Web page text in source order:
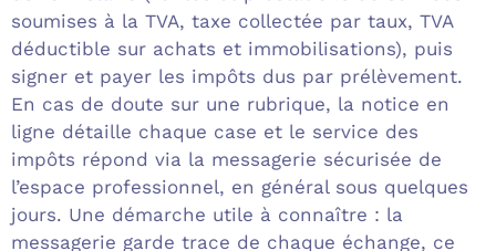
soumises à la TVA, taxe collectée par taux, TVA
déductible sur achats et immobilisations), puis
signer et payer les impôts dus par prélèvement.
En cas de doute sur une rubrique, la notice en
ligne détaille chaque case et le service des
impôts répond via la messagerie sécurisée de
l’espace professionnel, en général sous quelques
jours. Une démarche utile à connaître : la
messagerie garde trace de chaque échange, ce